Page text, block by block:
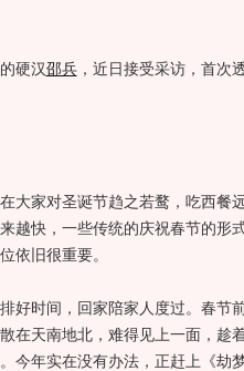
硬汉邵兵，近日接受采访，首次
家对圣诞节趋之若鹜，吃西餐
越快，一些传统的庆祝春节的形
依旧很重要。
时间，回家陪家人度过。春节
在天南地北，难得见上一面，趁
今年实在没有办法，正赶上《劫